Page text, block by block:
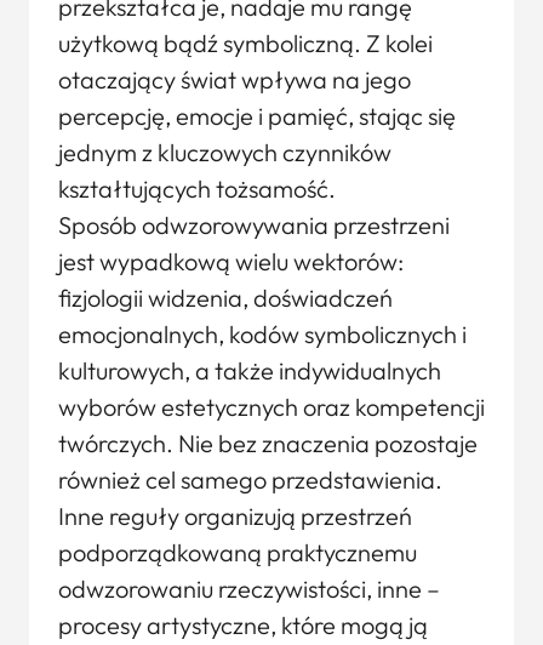
przekształca je, nadaje mu rangę
użytkową bądź symboliczną. Z kolei
otaczający świat wpływa na jego
percepcję, emocje i pamięć, stając się
jednym z kluczowych czynników
kształtujących tożsamość.
Sposób odwzorowywania przestrzeni
jest wypadkową wielu wektorów:
fizjologii widzenia, doświadczeń
emocjonalnych, kodów symbolicznych i
kulturowych, a także indywidualnych
wyborów estetycznych oraz kompetencji
twórczych. Nie bez znaczenia pozostaje
również cel samego przedstawienia.
Inne reguły organizują przestrzeń
podporządkowaną praktycznemu
odwzorowaniu rzeczywistości, inne –
procesy artystyczne, które mogą ją